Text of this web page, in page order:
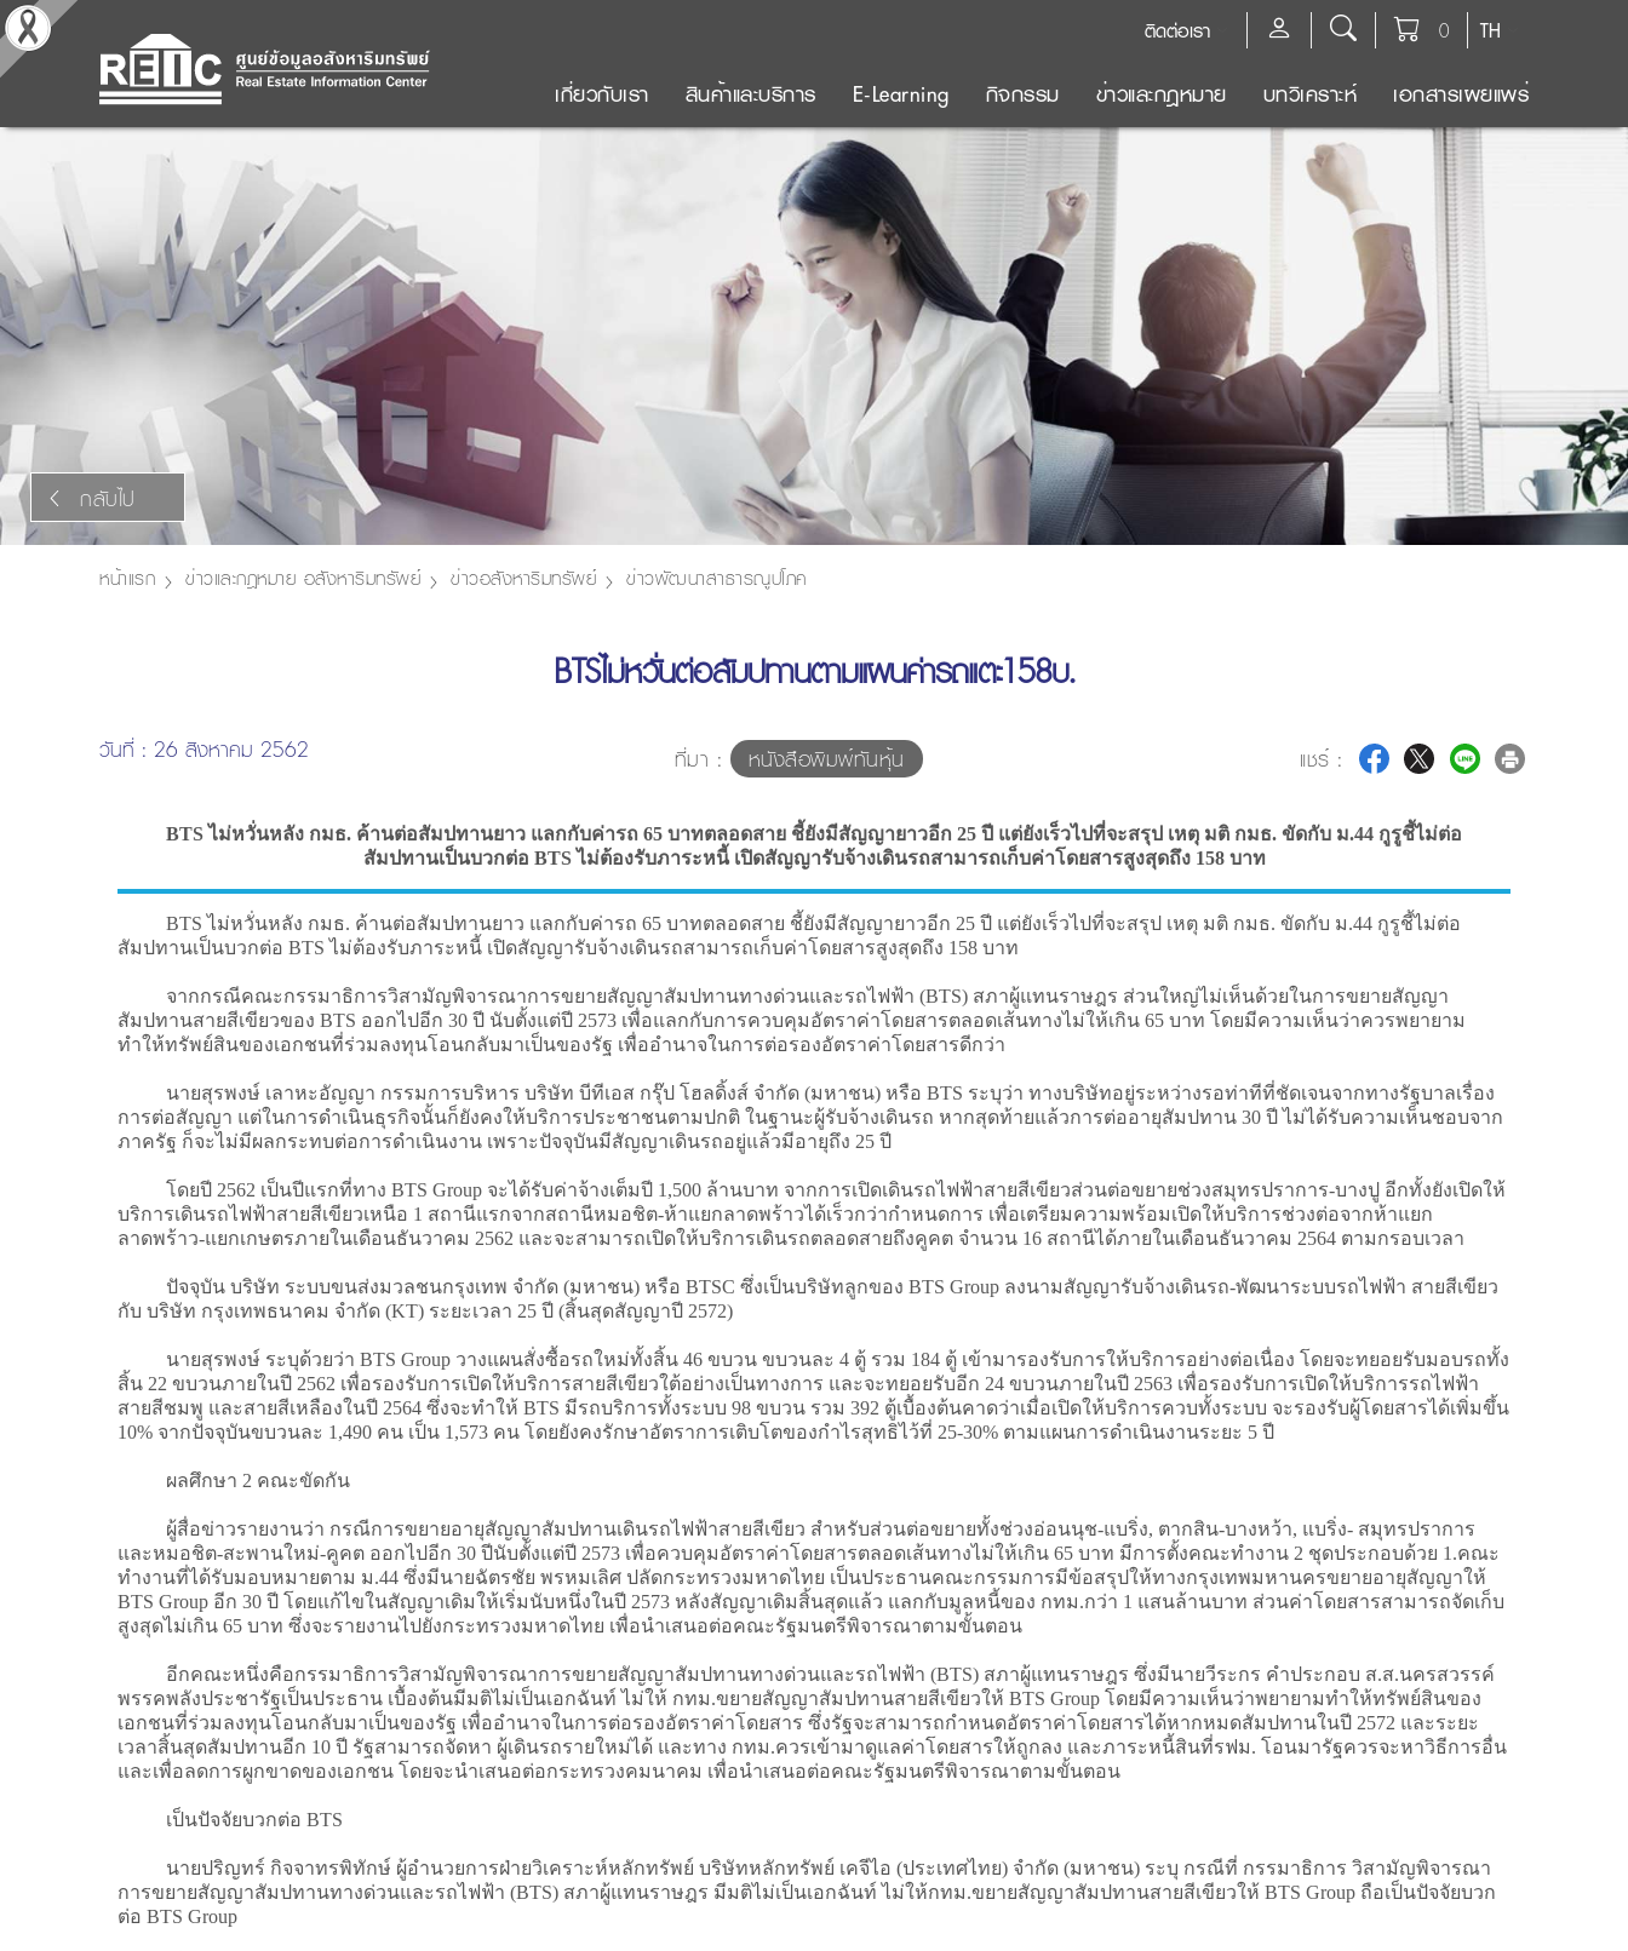
TH
0
ติดต่อเรา
เกี่ยวกับเรา สินค้าและบริการ E-Learning กิจกรรม ข่าวและกฎหมาย บทวิเคราะห์ เอกสารเผยแพร่
กลับไป
หน้าแรก ข่าวและกฎหมาย อสังหาริมทรัพย์ ข่าวอสังหาริมทรัพย์ ข่าวพัฒนาสาธารณูปโภค
BTSไม่หวั่นต่อสัมปทานตามแผนค่ารถแตะ158บ.
วันที่ : 26 สิงหาคม 2562 ที่มา : หนังสือพิมพ์ทันหุ้น แชร์ :
BTS ไม่หวั่นหลัง กมธ. ค้านต่อสัมปทานยาว แลกกับค่ารถ 65 บาทตลอดสาย ชี้ยังมีสัญญายาวอีก 25 ปี แต่ยังเร็วไปที่จะสรุป เหตุ มติ กมธ. ขัดกับ ม.44 กูรูชี้ไม่ต่อ
สัมปทานเป็นบวกต่อ BTS ไม่ต้องรับภาระหนี้ เปิดสัญญารับจ้างเดินรถสามารถเก็บค่าโดยสารสูงสุดถึง 158 บาท
BTS ไม่หวั่นหลัง กมธ. ค้านต่อสัมปทานยาว แลกกับค่ารถ 65 บาทตลอดสาย ชี้ยังมีสัญญายาวอีก 25 ปี แต่ยังเร็วไปที่จะสรุป เหตุ มติ กมธ. ขัดกับ ม.44 กูรูชี้ไม่ต่อ
สัมปทานเป็นบวกต่อ BTS ไม่ต้องรับภาระหนี้ เปิดสัญญารับจ้างเดินรถสามารถเก็บค่าโดยสารสูงสุดถึง 158 บาท
จากกรณีคณะกรรมาธิการวิสามัญพิจารณาการขยายสัญญาสัมปทานทางด่วนและรถไฟฟ้า (BTS) สภาผู้แทนราษฎร ส่วนใหญ่ไม่เห็นด้วยในการขยายสัญญา
สัมปทานสายสีเขียวของ BTS ออกไปอีก 30 ปี นับตั้งแต่ปี 2573 เพื่อแลกกับการควบคุมอัตราค่าโดยสารตลอดเส้นทางไม่ให้เกิน 65 บาท โดยมีความเห็นว่าควรพยายาม
ทำให้ทรัพย์สินของเอกชนที่ร่วมลงทุนโอนกลับมาเป็นของรัฐ เพื่ออำนาจในการต่อรองอัตราค่าโดยสารดีกว่า
นายสุรพงษ์ เลาหะอัญญา กรรมการบริหาร บริษัท บีทีเอส กรุ๊ป โฮลดิ้งส์ จำกัด (มหาชน) หรือ BTS ระบุว่า ทางบริษัทอยู่ระหว่างรอท่าทีที่ชัดเจนจากทางรัฐบาลเรื่อง
การต่อสัญญา แต่ในการดำเนินธุรกิจนั้นก็ยังคงให้บริการประชาชนตามปกติ ในฐานะผู้รับจ้างเดินรถ หากสุดท้ายแล้วการต่ออายุสัมปทาน 30 ปี ไม่ได้รับความเห็นชอบจาก
ภาครัฐ ก็จะไม่มีผลกระทบต่อการดำเนินงาน เพราะปัจจุบันมีสัญญาเดินรถอยู่แล้วมีอายุถึง 25 ปี
โดยปี 2562 เป็นปีแรกที่ทาง BTS Group จะได้รับค่าจ้างเต็มปี 1,500 ล้านบาท จากการเปิดเดินรถไฟฟ้าสายสีเขียวส่วนต่อขยายช่วงสมุทรปราการ-บางปู อีกทั้งยังเปิดให้
บริการเดินรถไฟฟ้าสายสีเขียวเหนือ 1 สถานีแรกจากสถานีหมอชิต-ห้าแยกลาดพร้าวได้เร็วกว่ากำหนดการ เพื่อเตรียมความพร้อมเปิดให้บริการช่วงต่อจากห้าแยก
ลาดพร้าว-แยกเกษตรภายในเดือนธันวาคม 2562 และจะสามารถเปิดให้บริการเดินรถตลอดสายถึงคูคต จำนวน 16 สถานีได้ภายในเดือนธันวาคม 2564 ตามกรอบเวลา
ปัจจุบัน บริษัท ระบบขนส่งมวลชนกรุงเทพ จำกัด (มหาชน) หรือ BTSC ซึ่งเป็นบริษัทลูกของ BTS Group ลงนามสัญญารับจ้างเดินรถ-พัฒนาระบบรถไฟฟ้า สายสีเขียว
กับ บริษัท กรุงเทพธนาคม จำกัด (KT) ระยะเวลา 25 ปี (สิ้นสุดสัญญาปี 2572)
นายสุรพงษ์ ระบุด้วยว่า BTS Group วางแผนสั่งซื้อรถใหม่ทั้งสิ้น 46 ขบวน ขบวนละ 4 ตู้ รวม 184 ตู้ เข้ามารองรับการให้บริการอย่างต่อเนื่อง โดยจะทยอยรับมอบรถทั้ง
สิ้น 22 ขบวนภายในปี 2562 เพื่อรองรับการเปิดให้บริการสายสีเขียวใต้อย่างเป็นทางการ และจะทยอยรับอีก 24 ขบวนภายในปี 2563 เพื่อรองรับการเปิดให้บริการรถไฟฟ้า
สายสีชมพู และสายสีเหลืองในปี 2564 ซึ่งจะทำให้ BTS มีรถบริการทั้งระบบ 98 ขบวน รวม 392 ตู้เบื้องต้นคาดว่าเมื่อเปิดให้บริการควบทั้งระบบ จะรองรับผู้โดยสารได้เพิ่มขึ้น
10% จากปัจจุบันขบวนละ 1,490 คน เป็น 1,573 คน โดยยังคงรักษาอัตราการเติบโตของกำไรสุทธิไว้ที่ 25-30% ตามแผนการดำเนินงานระยะ 5 ปี
ผลศึกษา 2 คณะขัดกัน
ผู้สื่อข่าวรายงานว่า กรณีการขยายอายุสัญญาสัมปทานเดินรถไฟฟ้าสายสีเขียว สำหรับส่วนต่อขยายทั้งช่วงอ่อนนุช-แบริ่ง, ตากสิน-บางหว้า, แบริ่ง- สมุทรปราการ
และหมอชิต-สะพานใหม่-คูคต ออกไปอีก 30 ปีนับตั้งแต่ปี 2573 เพื่อควบคุมอัตราค่าโดยสารตลอดเส้นทางไม่ให้เกิน 65 บาท มีการตั้งคณะทำงาน 2 ชุดประกอบด้วย 1.คณะ
ทำงานที่ได้รับมอบหมายตาม ม.44 ซึ่งมีนายฉัตรชัย พรหมเลิศ ปลัดกระทรวงมหาดไทย เป็นประธานคณะกรรมการมีข้อสรุปให้ทางกรุงเทพมหานครขยายอายุสัญญาให้
BTS Group อีก 30 ปี โดยแก้ไขในสัญญาเดิมให้เริ่มนับหนึ่งในปี 2573 หลังสัญญาเดิมสิ้นสุดแล้ว แลกกับมูลหนี้ของ กทม.กว่า 1 แสนล้านบาท ส่วนค่าโดยสารสามารถจัดเก็บ
สูงสุดไม่เกิน 65 บาท ซึ่งจะรายงานไปยังกระทรวงมหาดไทย เพื่อนำเสนอต่อคณะรัฐมนตรีพิจารณาตามขั้นตอน
อีกคณะหนึ่งคือกรรมาธิการวิสามัญพิจารณาการขยายสัญญาสัมปทานทางด่วนและรถไฟฟ้า (BTS) สภาผู้แทนราษฎร ซึ่งมีนายวีระกร คำประกอบ ส.ส.นครสวรรค์
พรรคพลังประชารัฐเป็นประธาน เบื้องต้นมีมติไม่เป็นเอกฉันท์ ไม่ให้ กทม.ขยายสัญญาสัมปทานสายสีเขียวให้ BTS Group โดยมีความเห็นว่าพยายามทำให้ทรัพย์สินของ
เอกชนที่ร่วมลงทุนโอนกลับมาเป็นของรัฐ เพื่ออำนาจในการต่อรองอัตราค่าโดยสาร ซึ่งรัฐจะสามารถกำหนดอัตราค่าโดยสารได้หากหมดสัมปทานในปี 2572 และระยะ
เวลาสิ้นสุดสัมปทานอีก 10 ปี รัฐสามารถจัดหา ผู้เดินรถรายใหม่ได้ และทาง กทม.ควรเข้ามาดูแลค่าโดยสารให้ถูกลง และภาระหนี้สินที่รฟม. โอนมารัฐควรจะหาวิธีการอื่น
และเพื่อลดการผูกขาดของเอกชน โดยจะนำเสนอต่อกระทรวงคมนาคม เพื่อนำเสนอต่อคณะรัฐมนตรีพิจารณาตามขั้นตอน
เป็นปัจจัยบวกต่อ BTS
นายปริญทร์ กิจจาทรพิทักษ์ ผู้อำนวยการฝ่ายวิเคราะห์หลักทรัพย์ บริษัทหลักทรัพย์ เคจีไอ (ประเทศไทย) จำกัด (มหาชน) ระบุ กรณีที่ กรรมาธิการ วิสามัญพิจารณา
การขยายสัญญาสัมปทานทางด่วนและรถไฟฟ้า (BTS) สภาผู้แทนราษฎร มีมติไม่เป็นเอกฉันท์ ไม่ให้กทม.ขยายสัญญาสัมปทานสายสีเขียวให้ BTS Group ถือเป็นปัจจัยบวก
ต่อ BTS Group